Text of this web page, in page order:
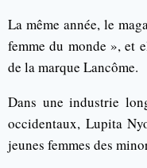
La même année, le
femme du monde », et
de la marque Lancôme.
Dans une industrie
occidentaux, Lupita
jeunes femmes des